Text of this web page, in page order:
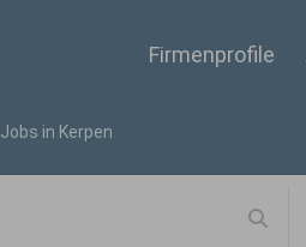
Firmenprofile
Jobs in Kerpen